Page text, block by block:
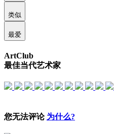
类似
最爱
ArtClub
最佳当代艺术家
您无法评论 为什么?